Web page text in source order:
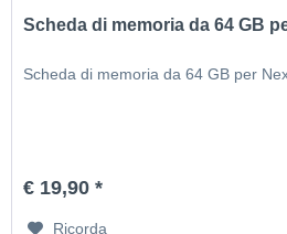
Scheda di memoria da 64 GB
Scheda di memoria da 64 GB per
€ 19,90 *
Ricorda